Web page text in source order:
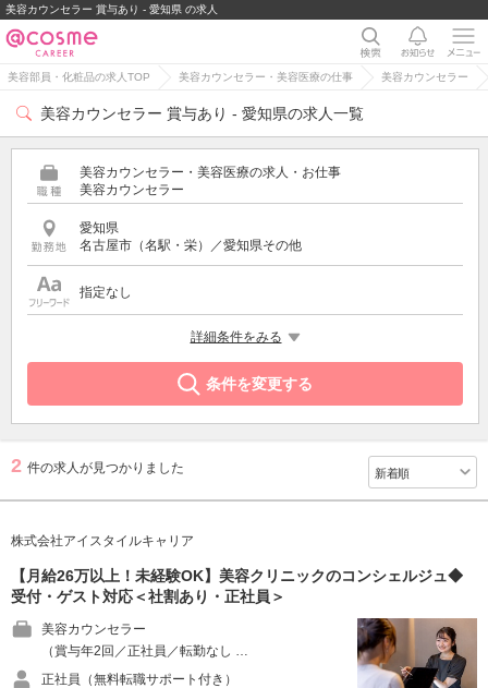
美容カウンセラー 賞与あり - 愛知県 の求人
美容部員・化粧品の求人TOP 美容カウンセラー・美容医療の仕事 美容カウンセラー
美容カウンセラー 賞与あり - 愛知県の求人一覧
美容カウンセラー・美容医療の求人・お仕事
美容カウンセラー
愛知県
名古屋市（名駅・栄）／愛知県その他
指定なし
詳細条件をみる
条件を変更する
2 件の求人が見つかりました
株式会社アイスタイルキャリア
【月給26万以上！未経験OK】美容クリニックのコンシェルジュ◆
受付・ゲスト対応＜社割あり・正社員＞
美容カウンセラー
（賞与年2回／正社員／転勤なし …
正社員（無料転職サポート付き）